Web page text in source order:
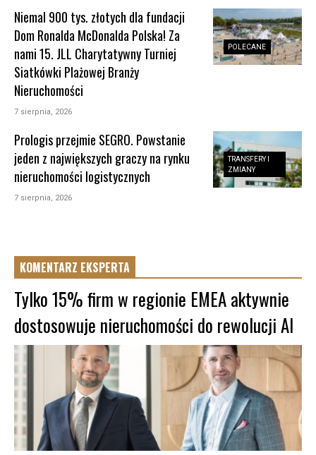
POLECANE
Niemal 900 tys. złotych dla fundacji
Dom Ronalda McDonalda Polska! Za
nami 15. JLL Charytatywny Turniej
Siatkówki Plażowej Branży
Nieruchomości
7 sierpnia, 2026
TRANSFERY I
ZMIANY
Prologis przejmie SEGRO. Powstanie
jeden z największych graczy na rynku
nieruchomości logistycznych
7 sierpnia, 2026
KOMENTARZ EKSPERTA
Tylko 15% firm w regionie EMEA aktywnie
dostosowuje nieruchomości do rewolucji AI